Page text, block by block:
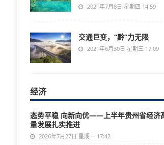
2021年7月8日 星期四 14:59
交通巨变，“黔”力无限
2021年6月30日 星期三 17:09
经济
态势平稳 向新向优——上半年贵州省经济
量发展扎实推进
2026年7月27日 星期一 17:42